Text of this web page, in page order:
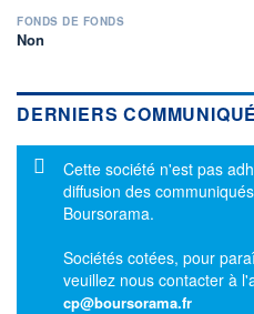
FONDS DE FONDS
Non
DERNIERS
Message d'information
Cette société n'est pas
diffusion des
Boursorama.
Sociétés cotées, pour
veuillez nous contacter à
cp@boursorama.fr